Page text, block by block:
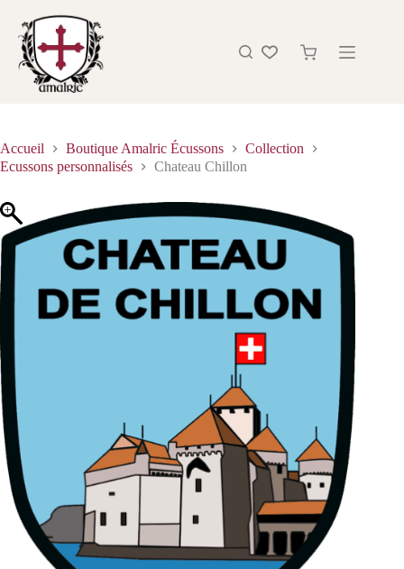
Accueil Boutique Amalric Écussons
Collection
Ecussons personnalisés
Chateau Chillon